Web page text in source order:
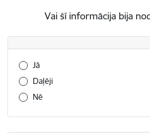
Vai šī informācija bija
Vai šī informācija bija noderīga?
Jā
Daļēji
Nē